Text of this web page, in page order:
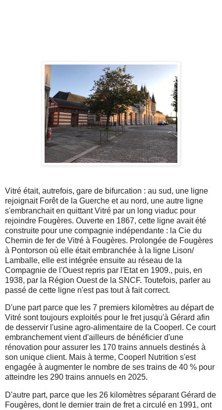
Vitré était, autrefois, gare de bifurcation : au sud, une ligne
rejoignait Forêt de la Guerche et au nord, une autre ligne
s'embranchait en quittant Vitré par un long viaduc pour
rejoindre Fougères. Ouverte en 1867, cette ligne avait été
construite pour une compagnie indépendante : la Cie du
Chemin de fer de Vitré à Fougères. Prolongée de Fougères
à Pontorson où elle était embranchée à la ligne Lison/
Lamballe, elle est intégrée ensuite au réseau de la
Compagnie de l'Ouest repris par l'Etat en 1909., puis, en
1938, par la Région Ouest de la SNCF. Toutefois, parler au
passé de cette ligne n'est pas tout à fait correct.
D'une part parce que les 7 premiers kilomètres au départ de
Vitré sont toujours exploités pour le fret jusqu'à Gérard afin
de desservir l'usine agro-alimentaire de la Cooperl. Ce court
embranchement vient d'ailleurs de bénéficier d'une
rénovation pour assurer les 170 trains annuels destinés à
son unique client. Mais à terme, Cooperl Nutrition s'est
engagée à augmenter le nombre de ses trains de 40 % pour
atteindre les 290 trains annuels en 2025.
D'autre part, parce que les 26 kilomètres séparant Gérard de
Fougères, dont le dernier train de fret a circulé en 1991, ont